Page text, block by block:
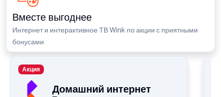
Вместе выгоднее
Интернет и интерактивное ТВ Wink по акции с приятными
бонусами
Домашний интернет
Акция